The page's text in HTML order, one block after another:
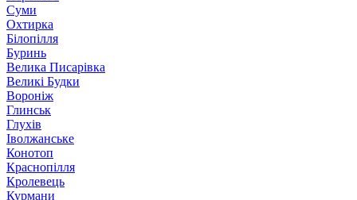
Суми
Охтирка
Білопілля
Буринь
Велика Писарівка
Великі Будки
Вороніж
Глинськ
Глухів
Іволжанське
Конотоп
Краснопілля
Кролевець
Курмани